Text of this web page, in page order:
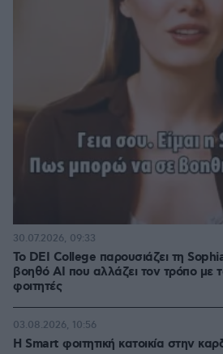
Το DEI College παρουσιάζει τη
βοηθό AI που αλλάζει τον τρόπο με
φοιτητές
30.07.2026, 09:33
Η Smart φοιτητική κατοικία στην
03.08.2026, 10:56